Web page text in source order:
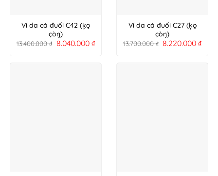
Ví da cá đuối C42 (ķǫ
çòŋ)
13.400.000₫ 8.040.000 ₫
Ví da cá đuối C27 (ķǫ
çòŋ)
13.700.000₫ 8.220.000₫